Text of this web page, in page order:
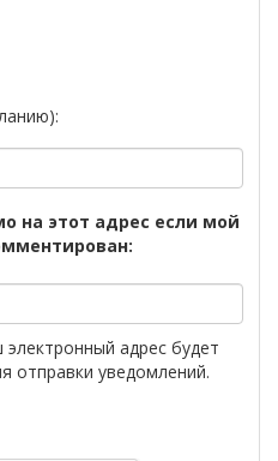
на этот адрес если мой
адрес будет
отправки уведомлений.